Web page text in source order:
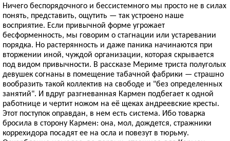
Ничего беспорядочного и бессистемного мы просто не в силах
понять, представить, ощутить — так устроено наше
восприятие. Если привычной форме угрожает
бесформенность, мы говорим о стагнации или устаревании
порядка. Но растерянность и даже паника начинаются при
вторжении иной, чуждой организации, которая скрывается
под видом привычности. В рассказе Мериме триста полуголых
девушек согнаны в помещение табачной фабрики — страшно
вообразить такой коллектив на свободе и "без определенных
занятий". И вдруг разгневанная Кармен подбегает к одной
работнице и чертит ножом на её щеках андреевские кресты.
Этот поступок оправдан, в нем есть система. Ибо товарка
бросила в сторону Кармен: она, мол, дождется, стражники
коррехидора посадят ее на осла и повезут в тюрьму.